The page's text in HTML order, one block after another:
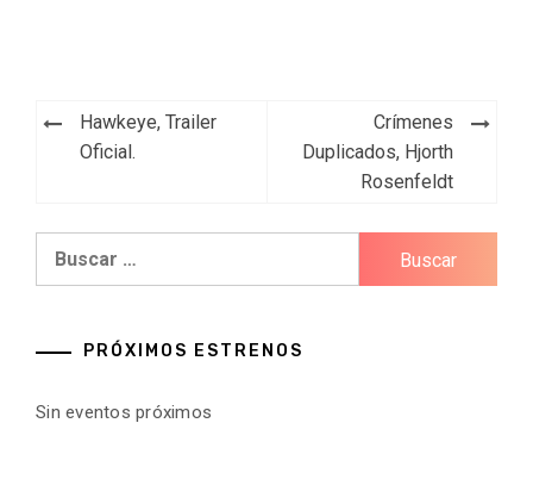
Navegación
Hawkeye, Trailer
Oficial.
Crímenes
Duplicados, Hjorth
Rosenfeldt
PRÓXIMOS ESTRENOS
Sin eventos próximos